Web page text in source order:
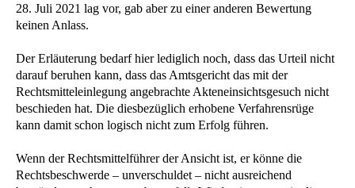
28. Juli 2021 lag vor, gab aber zu einer anderen Bewertung
keinen Anlass.
Der Erläuterung bedarf hier lediglich noch, dass das Urteil nicht
darauf beruhen kann, dass das Amtsgericht das mit der
Rechtsmitteleinlegung angebrachte Akteneinsichtsgesuch nicht
beschieden hat. Die diesbezüglich erhobene Verfahrensrüge
kann damit schon logisch nicht zum Erfolg führen.
Wenn der Rechtsmittelführer der Ansicht ist, er könne die
Rechtsbeschwerde – unverschuldet – nicht ausreichend